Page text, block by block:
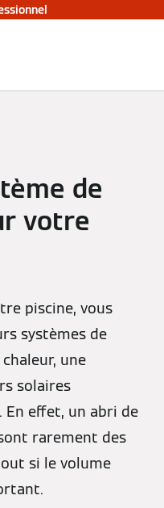
de
votre
piscine, vous
systèmes de
une
solaires
En effet, un abri de
rarement des
si le volume